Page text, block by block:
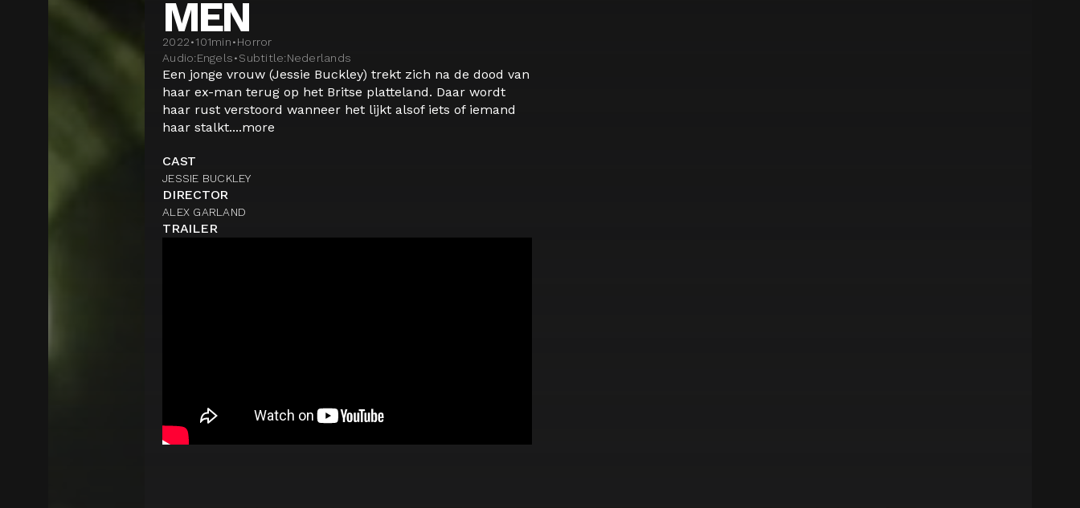
MEN
2022•101min•Horror
Audio:Engels•Subtitle:Nederlands
Een jonge vrouw (Jessie Buckley) trekt zich na de dood van
haar ex-man terug op het Britse platteland. Daar wordt
haar rust verstoord wanneer het lijkt alsof iets of iemand
haar stalkt....more
CAST
JESSIE BUCKLEY
DIRECTOR
ALEX GARLAND
TRAILER